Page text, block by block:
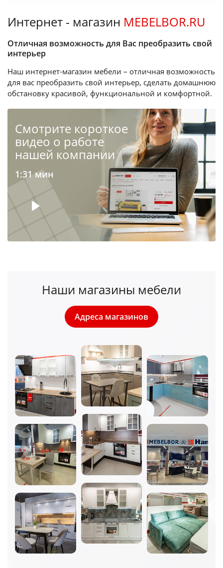
Интернет - магазин MEBELBOR.RU
Отличная возможность для Вас преобразить свой
интерьер
Наш интернет-магазин мебели – отличная возможность
для вас преобразить свой интерьер, сделать домашнюю
обстановку красивой, функциональной и комфортной.
Cмотрите короткое
видео о работе
нашей компании
1:31 мин
Наши магазины мебели
Адреса магазинов